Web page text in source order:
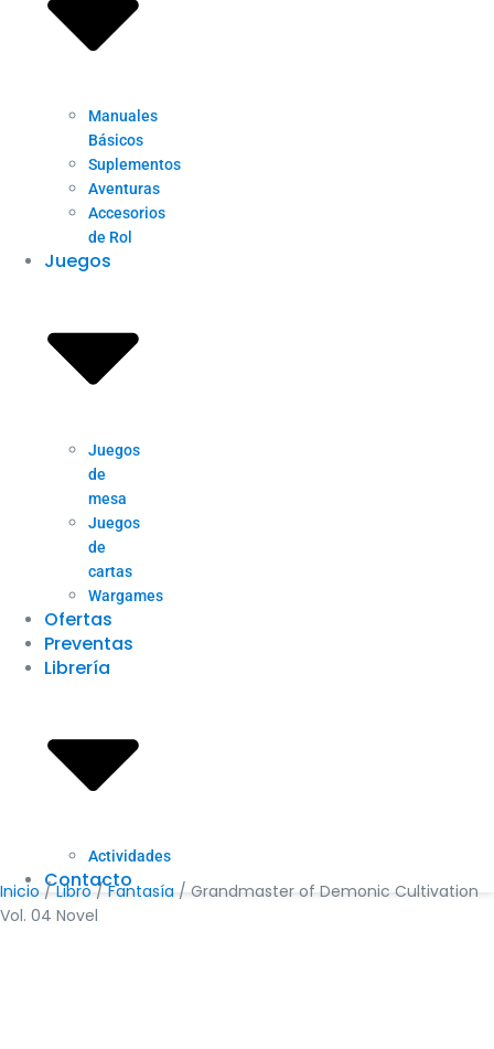
Manuales
Básicos
Suplementos
Aventuras
Accesorios
de Rol
Juegos
Juegos
de
mesa
Juegos
de
cartas
Wargames
Ofertas
Preventas
Librería
Actividades
Contacto
Inicio /Libro/Fantasía / Grandmaster of Demonic Cultivation
Vol. 04 Novel